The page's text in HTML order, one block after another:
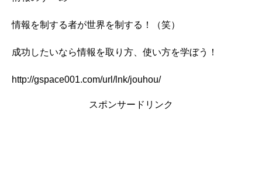
情報を制する者が世界を制する！（笑）
成功したいなら情報を取り方、使い方を学ぼう！
http://gspace001.com/url/lnk/jouhou/
スポンサードリンク